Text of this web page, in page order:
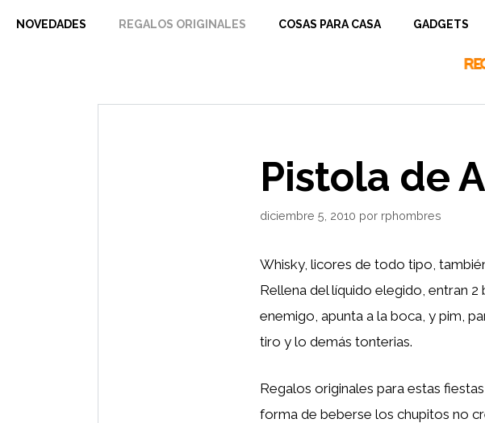
NOVEDADES REGALOS ORIGINALES COSAS PARA CASA GADGETS
Pistola de
diciembre 5, 2010 por rphombres
Whisky, licores de todo tipo,
Rellena del líquido elegido, entran 2
enemigo, apunta a la boca, y pim,
tiro y lo demás tonterias.
Regalos originales para estas
forma de beberse los chupitos no